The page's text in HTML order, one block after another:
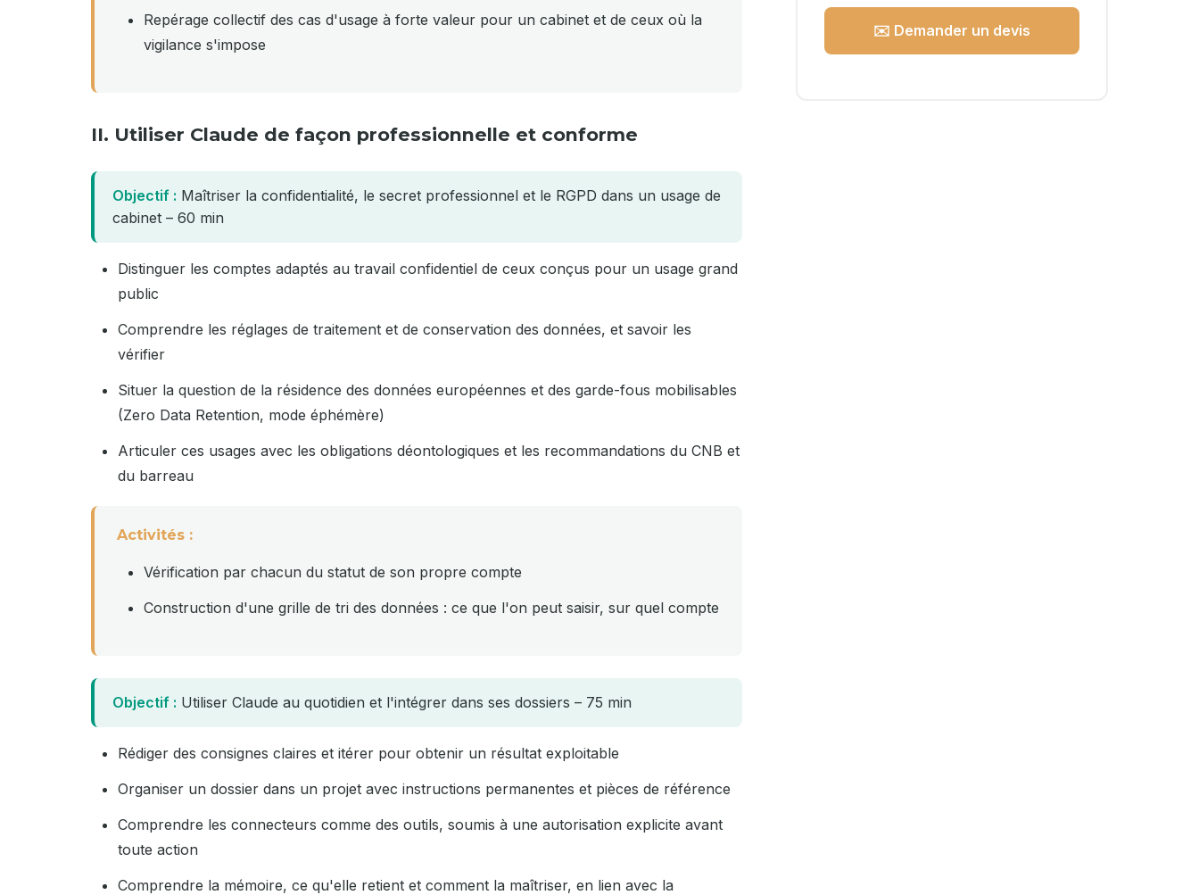
Repérage collectif des cas d'usage à forte valeur pour un cabinet et de ceux où la
vigilance s'impose
II. Utiliser Claude de façon professionnelle et conforme
Objectif : Maîtriser la confidentialité, le secret professionnel et le RGPD dans un usage de
cabinet – 60 min
Distinguer les comptes adaptés au travail confidentiel de ceux conçus pour un usage grand
public
Comprendre les réglages de traitement et de conservation des données, et savoir les
vérifier
Situer la question de la résidence des données européennes et des garde-fous mobilisables
(Zero Data Retention, mode éphémère)
Articuler ces usages avec les obligations déontologiques et les recommandations du CNB et
du barreau
Activités :
Vérification par chacun du statut de son propre compte
Construction d'une grille de tri des données : ce que l'on peut saisir, sur quel compte
Objectif : Utiliser Claude au quotidien et l'intégrer dans ses dossiers – 75 min
Rédiger des consignes claires et itérer pour obtenir un résultat exploitable
Organiser un dossier dans un projet avec instructions permanentes et pièces de référence
Comprendre les connecteurs comme des outils, soumis à une autorisation explicite avant
toute action
Comprendre la mémoire, ce qu'elle retient et comment la maîtriser, en lien avec la
✉️ Demander un devis